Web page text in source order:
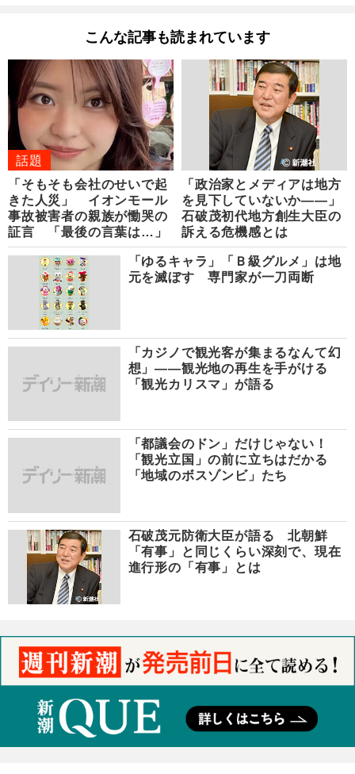
こんな記事も読まれています
話題
「そもそも会社のせいで起
きた人災」 イオンモール
事故被害者の親族が慟哭の
証言 「最後の言葉は…」
「政治家とメディアは地方
を見下していないか――」
石破茂初代地方創生大臣の
訴える危機感とは
「ゆるキャラ」「Ｂ級グルメ」は地
元を滅ぼす 専門家が一刀両断
「カジノで観光客が集まるなんて幻
想」――観光地の再生を手がける
「観光カリスマ」が語る
「都議会のドン」だけじゃない！
「観光立国」の前に立ちはだかる
「地域のボスゾンビ」たち
石破茂元防衛大臣が語る 北朝鮮
「有事」と同じくらい深刻で、現在
進行形の「有事」とは